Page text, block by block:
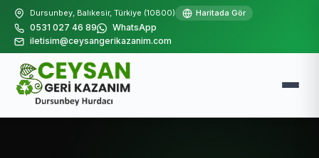
Dursunbey, Balıkesir, Türkiye (10800) Haritada Gör
0531 027 46 89
WhatsApp
iletisim@ceysangerikazanim.com